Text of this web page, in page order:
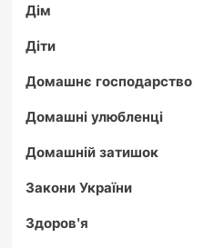
Дім
Діти
Домашнє господарство
Домашні улюбленці
Домашній затишок
Закони України
Здоров'я